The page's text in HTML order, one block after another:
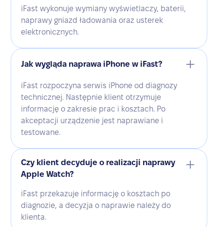
iFast wykonuje wymiany wyświetlaczy, baterii,
naprawy gniazd ładowania oraz usterek
elektronicznych.
Jak wygląda naprawa iPhone w iFast?
iFast rozpoczyna serwis iPhone od diagnozy
technicznej. Następnie klient otrzymuje
informację o zakresie prac i kosztach. Po
akceptacji urządzenie jest naprawiane i
testowane.
Czy klient decyduje o realizacji naprawy
Apple Watch?
iFast przekazuje informację o kosztach po
diagnozie, a decyzja o naprawie należy do
klienta.